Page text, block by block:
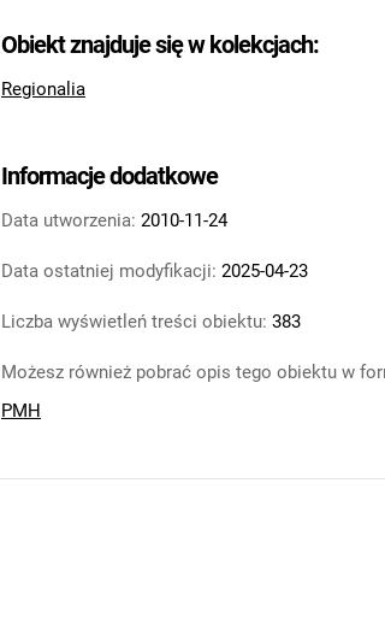
Obiekt znajduje się w kolekcjach:
Regionalia
Informacje dodatkowe
Data utworzenia: 2010-11-24
Data ostatniej modyfikacji: 2025-04-23
Liczba wyświetleń treści obiektu: 383
Możesz również pobrać opis tego obiektu w
PMH